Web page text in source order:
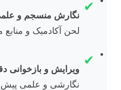
✔
نگارش منسجم و
لحن آکادمیک و منابع
✔
ویرایش و بازخوانی
نگارشی و علمی پیش